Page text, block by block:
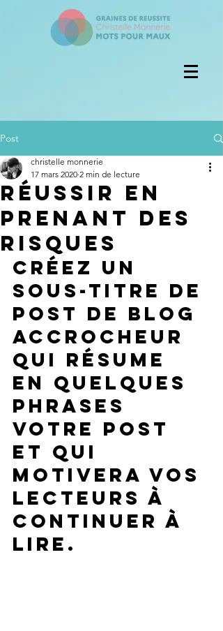
Post
Réussir en
prenant des
risques
christelle monnerie
17 mars 2020 2 min de lecture
Créez un
sous-titre de
post de blog
accrocheur
qui résume
en quelques
phrases
votre post
et qui
motivera vos
lecteurs à
continuer à
lire.